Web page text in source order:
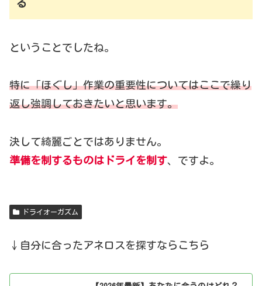
る
ということでしたね。
特に「ほぐし」作業の重要性についてはここで繰り
返し強調しておきたいと思います。
決して綺麗ごとではありません。
準備を制するものはドライを制す、ですよ。
ドライオーガズム
↓自分に合ったアネロスを探すならこちら